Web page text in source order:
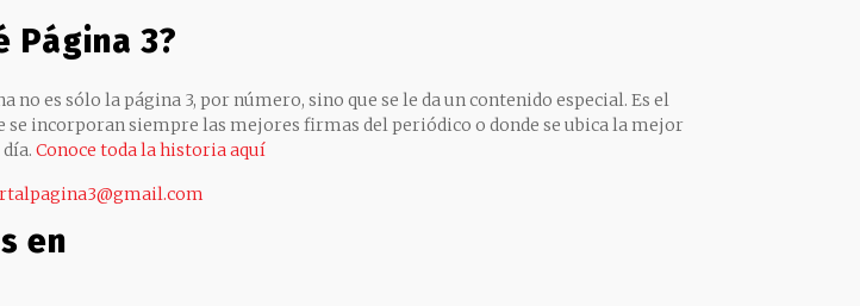
Página 3?
no es sólo la página 3, por número, sino que se le da un contenido especial. Es el
se incorporan siempre las mejores firmas del periódico o donde se ubica la mejor
Conoce toda la historia aquí
en